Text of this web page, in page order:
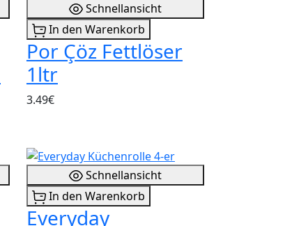
Schnellansicht
In den Warenkorb
Por Çöz Fettlöser
1ltr
3.49€
Schnellansicht
In den Warenkorb
Everyday